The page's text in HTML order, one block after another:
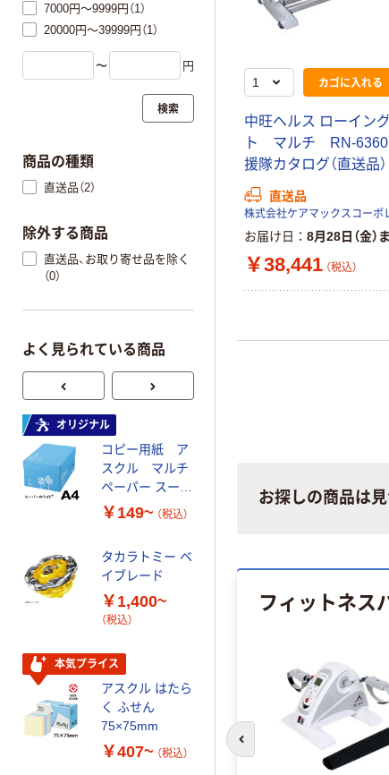
カゴに入れる
中旺ヘルス ローイング
ト マルチ RN-
援隊カタログ（直送品）
直送品
株式会社ケアマックスコーポ
お届け日 8月28日（金）
￥38,441 （税込）
お探しの商品は
フィットネス
前のスライドへ
7000円～9999円（1）
20000円～39999円（1）
〜 円
検索
商品の種類
直送品（2）
除外する商品
直送品、お取り寄せ品を除く
（0）
よく見られている商品
オリジナル
コピー用紙 ア
スクル マルチ
ペーパー スーパ
ーホワイト+
￥149~ （税込）
タカラトミー ベ
イブレード
￥1,400~
（税込）
本気プライス
アスクル はたら
く ふせん
75×75mm
￥407~ （税込）
透明 高密度タイ
プ 詰替用 バイ
形 アルカリ乾
ルオリジナル
本気プライス
ティッシュペー
パー ボックス
150組 5箱入 ア